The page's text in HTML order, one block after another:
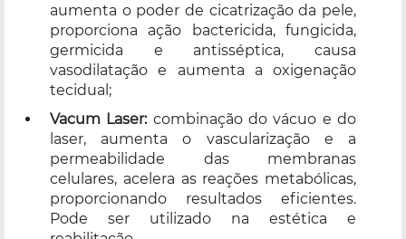
aumenta o poder de cicatrização da pele,
proporciona ação bactericida, fungicida,
germicida e antisséptica, causa
vasodilatação e aumenta a oxigenação
tecidual;
Vacum Laser:combinação do vácuo e do
laser, aumenta o vascularização e a
permeabilidade das membranas
celulares, acelera as reações metabólicas,
proporcionando resultados eficientes.
Pode ser utilizado na estética e